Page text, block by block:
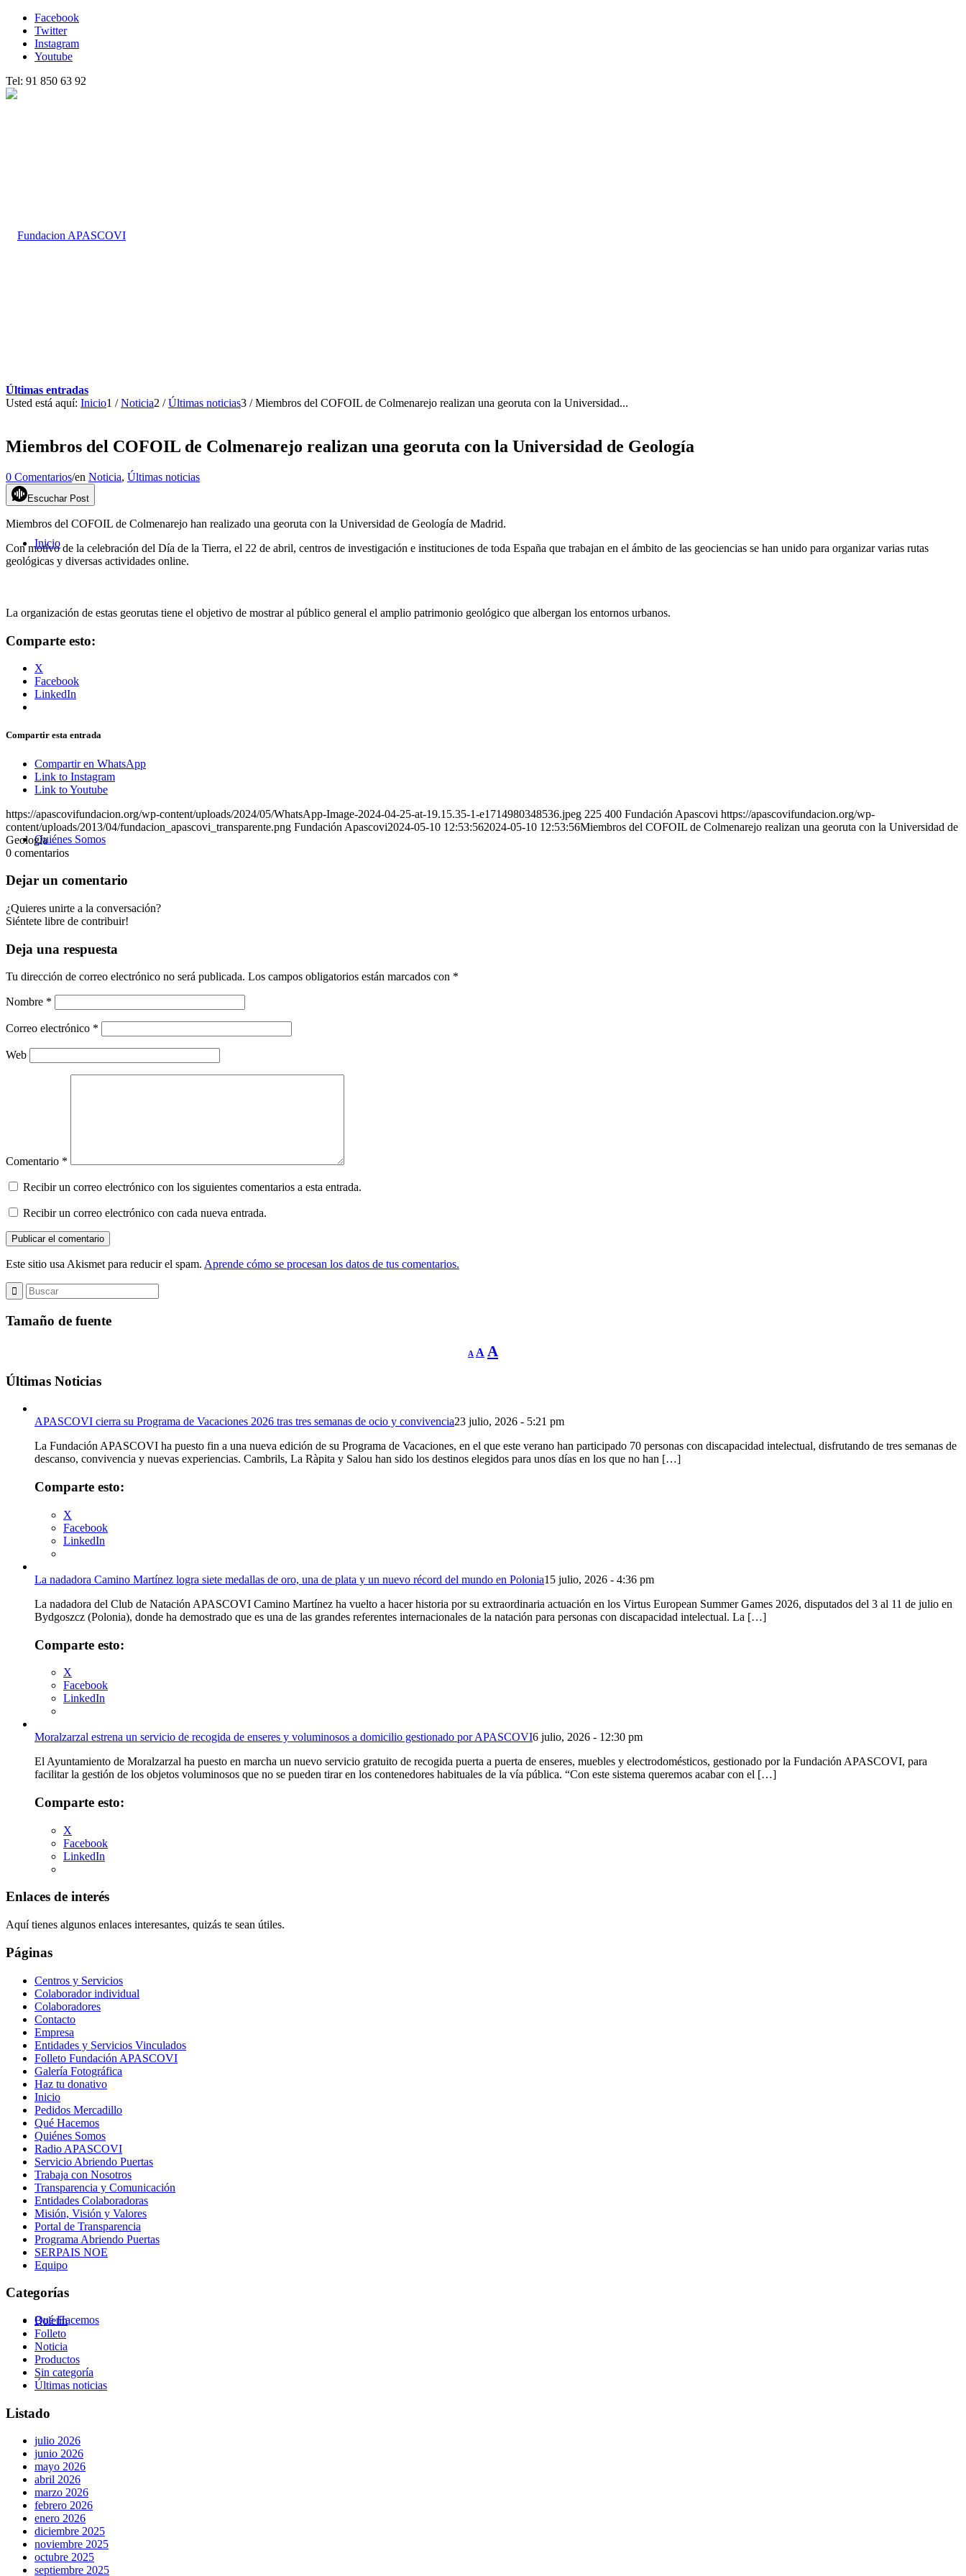
Facebook
Twitter
Instagram
Youtube
Tel: 91 850 63 92
Inicio
Quiénes Somos
Qué Hacemos
Últimas entradas
Usted está aquí: Inicio1 / Noticia2 / Últimas noticias3 / Miembros del COFOIL de Colmenarejo realizan una georuta con la Universidad...
Miembros del COFOIL de Colmenarejo realizan una georuta con la Universidad de Geología
0 Comentarios/en Noticia, Últimas noticias
Escuchar Post
Miembros del COFOIL de Colmenarejo han realizado una georuta con la Universidad de Geología de Madrid.
Con motivo de la celebración del Día de la Tierra, el 22 de abril, centros de investigación e instituciones de toda España que trabajan en el ámbito de las geociencias se han unido para organizar varias rutas
geológicas y diversas actividades online.
La organización de estas georutas tiene el objetivo de mostrar al público general el amplio patrimonio geológico que albergan los entornos urbanos.
Comparte esto:
X
Facebook
LinkedIn
Compartir esta entrada
Compartir en WhatsApp
Link to Instagram
Link to Youtube
https://apascovifundacion.org/wp-content/uploads/2024/05/WhatsApp-Image-2024-04-25-at-19.15.35-1-e1714980348536.jpeg 225 400 Fundación Apascovi https://apascovifundacion.org/wp-
content/uploads/2013/04/fundacion_apascovi_transparente.png Fundación Apascovi2024-05-10 12:53:562024-05-10 12:53:56Miembros del COFOIL de Colmenarejo realizan una georuta con la Universidad de
Geología
0 comentarios
Dejar un comentario
¿Quieres unirte a la conversación?
Siéntete libre de contribuir!
Deja una respuesta
Tu dirección de correo electrónico no será publicada. Los campos obligatorios están marcados con *
Nombre *
Correo electrónico *
Web
Comentario *
Recibir un correo electrónico con los siguientes comentarios a esta entrada.
Recibir un correo electrónico con cada nueva entrada.
Este sitio usa Akismet para reducir el spam. Aprende cómo se procesan los datos de tus comentarios.
Tamaño de fuente
A
Reducir
tamaño
A Restablecer
tamaño
A
Últimas Noticias
APASCOVI cierra su Programa de Vacaciones 2026 tras tres semanas de ocio y convivencia23 julio, 2026 - 5:21 pm
La Fundación APASCOVI ha puesto fin a una nueva edición de su Programa de Vacaciones, en el que este verano han participado 70 personas con discapacidad intelectual, disfrutando de tres semanas de
descanso, convivencia y nuevas experiencias. Cambrils, La Ràpita y Salou han sido los destinos elegidos para unos días en los que no han […]
Comparte esto:
X
Facebook
LinkedIn
La nadadora Camino Martínez logra siete medallas de oro, una de plata y un nuevo récord del mundo en Polonia15 julio, 2026 - 4:36 pm
La nadadora del Club de Natación APASCOVI Camino Martínez ha vuelto a hacer historia por su extraordinaria actuación en los Virtus European Summer Games 2026, disputados del 3 al 11 de julio en
Bydgoszcz (Polonia), donde ha demostrado que es una de las grandes referentes internacionales de la natación para personas con discapacidad intelectual. La […]
Comparte esto:
X
Facebook
LinkedIn
Moralzarzal estrena un servicio de recogida de enseres y voluminosos a domicilio gestionado por APASCOVI6 julio, 2026 - 12:30 pm
El Ayuntamiento de Moralzarzal ha puesto en marcha un nuevo servicio gratuito de recogida puerta a puerta de enseres, muebles y electrodomésticos, gestionado por la Fundación APASCOVI, para
facilitar la gestión de los objetos voluminosos que no se pueden tirar en los contenedores habituales de la vía pública. “Con este sistema queremos acabar con el […]
Comparte esto:
X
Facebook
LinkedIn
Enlaces de interés
Aquí tienes algunos enlaces interesantes, quizás te sean útiles.
Páginas
Centros y Servicios
Colaborador individual
Colaboradores
Contacto
Empresa
Entidades y Servicios Vinculados
Folleto Fundación APASCOVI
Galería Fotográfica
Haz tu donativo
Inicio
Pedidos Mercadillo
Qué Hacemos
Quiénes Somos
Radio APASCOVI
Servicio Abriendo Puertas
Trabaja con Nosotros
Transparencia y Comunicación
Entidades Colaboradoras
Misión, Visión y Valores
Portal de Transparencia
Programa Abriendo Puertas
SERPAIS NOE
Equipo
Categorías
Boletín
Folleto
Noticia
Productos
Sin categoría
Últimas noticias
Listado
julio 2026
junio 2026
mayo 2026
abril 2026
marzo 2026
febrero 2026
enero 2026
diciembre 2025
noviembre 2025
octubre 2025
septiembre 2025